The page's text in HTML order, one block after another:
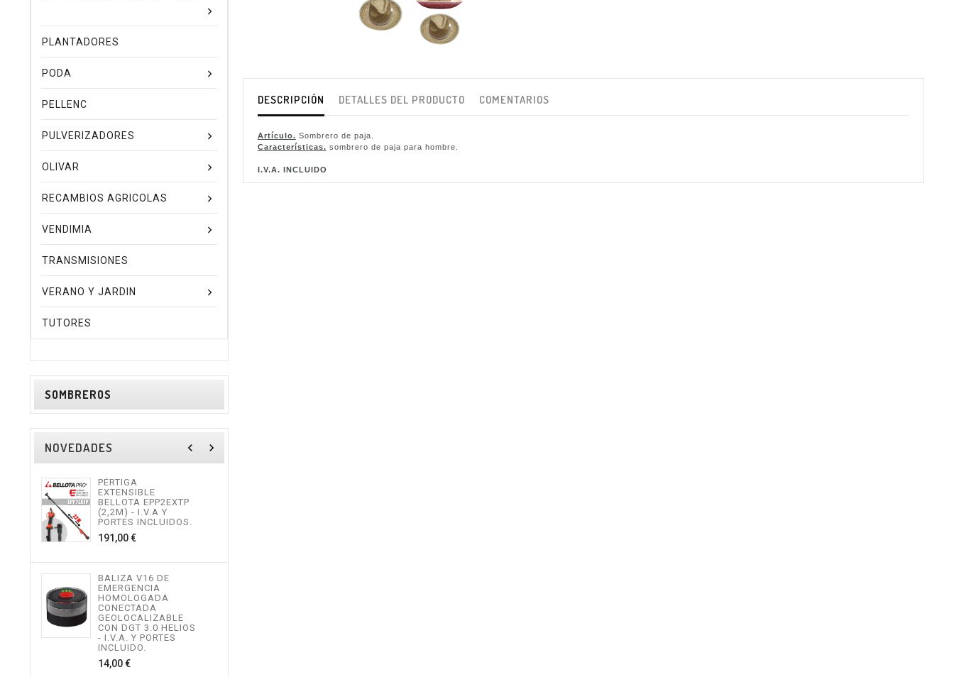
PLANTADORES
PODA
PELLENC
PULVERIZADORES
OLIVAR
RECAMBIOS AGRICOLAS
VENDIMIA
TRANSMISIONES
VERANO Y JARDIN
TUTORES
SOMBREROS
NOVEDADES navigate_before navigate_next
PÉRTIGA
EXTENSIBLE
BELLOTA EPP2EXTP
(2,2M) - I.V.A Y
PORTES INCLUIDOS.
191,00 €Precio
BALIZA V16 DE
EMERGENCIA
HOMOLOGADA
CONECTADA
GEOLOCALIZABLE
CON DGT 3.0 HELIOS
- I.V.A. Y PORTES
INCLUIDO.
14,00 €Precio
DESCRIPCIÓN DETALLES DEL PRODUCTO COMENTARIOS
Artículo. Sombrero de paja.
Características. sombrero de paja para hombre.
I.V.A. INCLUIDO